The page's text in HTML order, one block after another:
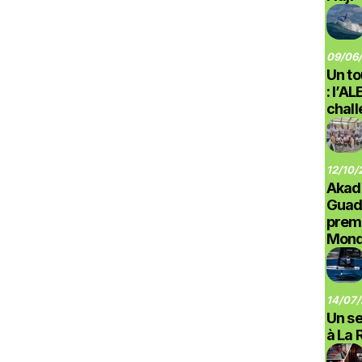
09/
Un
:
12/
14/07/
Un
à La